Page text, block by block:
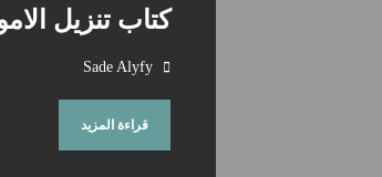
كتاب تنزيل
Sade Alyfy
قراءة المزيد